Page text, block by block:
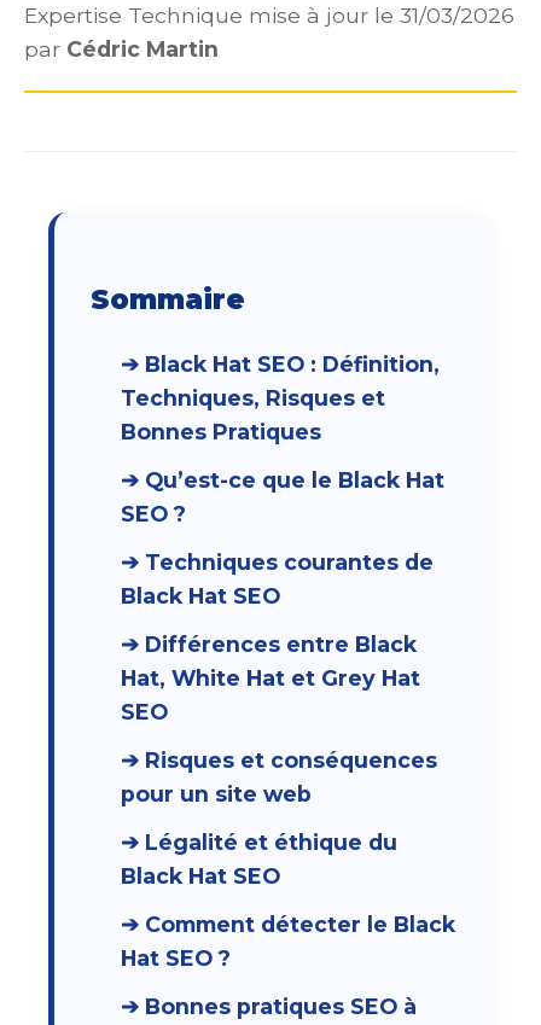
Expertise Technique mise à jour le 31/03/2026
par Cédric Martin
Sommaire
➔ Black Hat SEO : Définition,
Techniques, Risques et
Bonnes Pratiques
➔ Qu’est-ce que le Black Hat
SEO ?
➔ Techniques courantes de
Black Hat SEO
➔ Différences entre Black
Hat, White Hat et Grey Hat
SEO
➔ Risques et conséquences
pour un site web
➔ Légalité et éthique du
Black Hat SEO
➔ Comment détecter le Black
Hat SEO ?
➔ Bonnes pratiques SEO à